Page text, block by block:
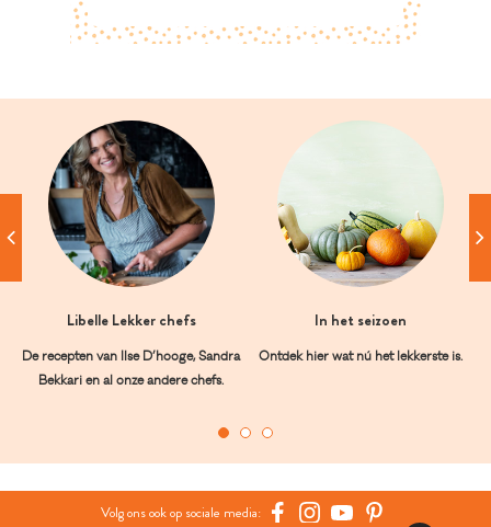
Libelle Lekker chefs
De recepten van Ilse D’hooge, Sandra
Bekkari en al onze andere chefs.
In het seizoen
Ontdek hier wat nú het lekkerste is.
Volg ons ook op sociale media: